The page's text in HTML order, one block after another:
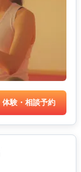
体験・相談予約